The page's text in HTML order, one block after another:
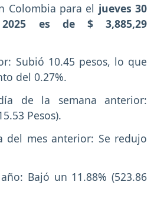
Colombia para el jueves 30
es de $ 3,885,29
Subió 10.45 pesos, lo que
del 0.27%.
de la semana anterior:
Pesos).
del mes anterior: Se redujo
Bajó un 11.88% (523.86